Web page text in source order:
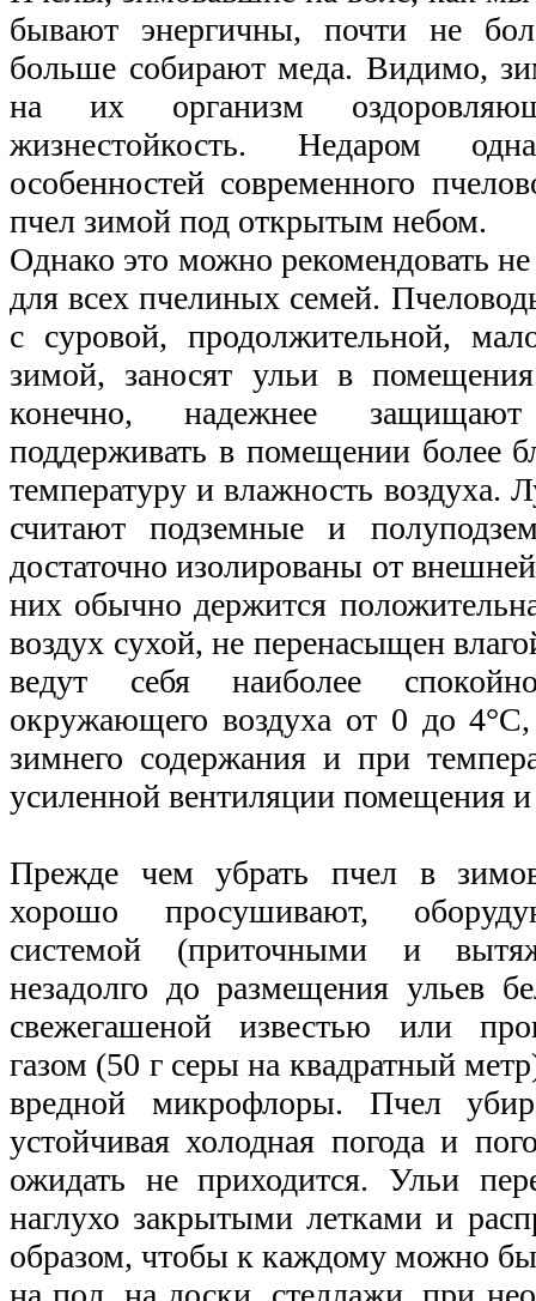
бывают энергичны, почти не
больше собирают меда. Видимо,
на их организм
жизнестойкость. Недаром
особенностей современного
пчел зимой под открытым небом.
Однако это можно рекомендовать
для всех пчелиных семей.
с суровой, продолжительной,
зимой, заносят ульи в
конечно, надежнее
поддерживать в помещении более
температуру и влажность
считают подземные и
достаточно изолированы от
них обычно держится
воздух сухой, не перенасыщен
ведут себя наиболее
окружающего воздуха от 0 до
зимнего содержания и при
усиленной вентиляции помещения и
Прежде чем убрать пчел в
хорошо просушивают,
системой (приточными и
незадолго до размещения ульев
свежегашеной известью или
газом (50 г серы на квадратный
вредной микрофлоры. Пчел
устойчивая холодная погода и
ожидать не приходится. Ульи
наглухо закрытыми летками и
образом, чтобы к каждому можно